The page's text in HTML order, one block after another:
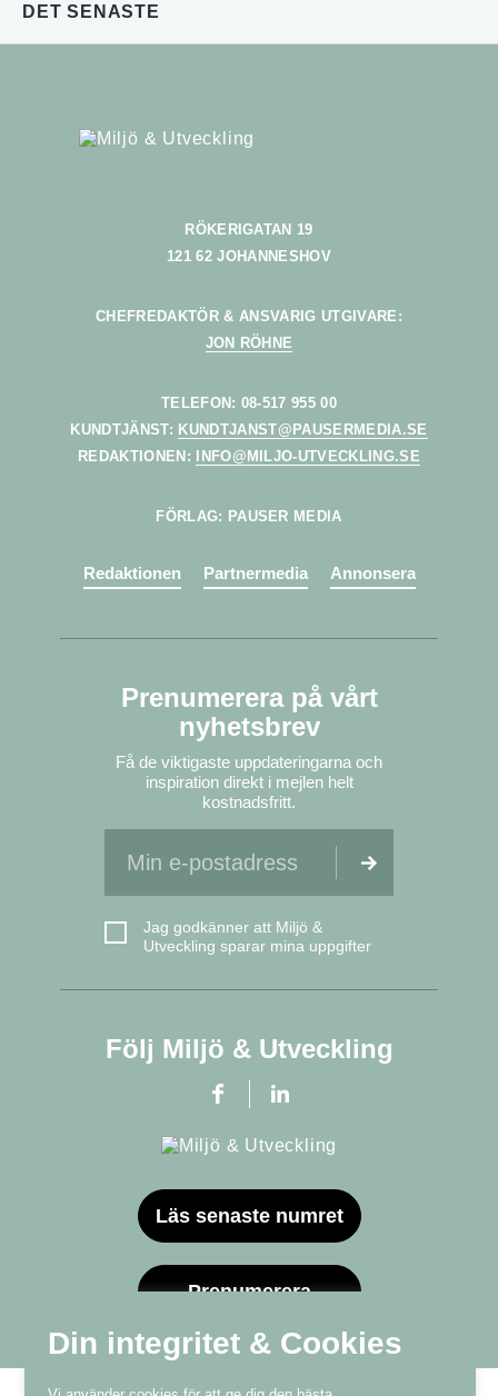
Din integritet & Cookies
DET SENASTE
RÖKERIGATAN 19
121 62 JOHANNESHOV
CHEFREDAKTÖR & ANSVARIG UTGIVARE:
JON RÖHNE
TELEFON: 08-517 955 00
KUNDTJÄNST: KUNDTJANST@PAUSERMEDIA.SE
REDAKTIONEN:
INFO@MILJO-UTVECKLING.SE
FÖRLAG: PAUSER MEDIA
Redaktionen Partnermedia Annonsera
Prenumerera på vårt
nyhetsbrev
Få de viktigaste uppdateringarna och
inspiration direkt i mejlen helt
kostnadsfritt.
Jag godkänner att Miljö &
Utveckling sparar mina uppgifter
Följ Miljö & Utveckling
Läs senaste numret
Prenumerera